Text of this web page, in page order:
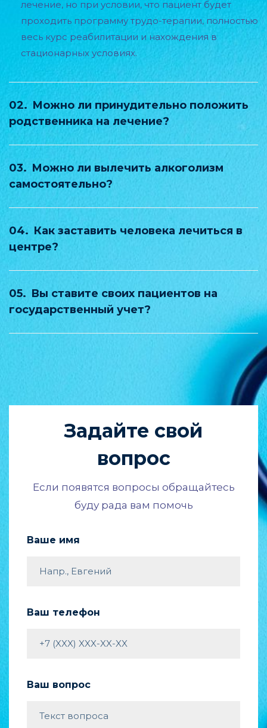
лечение, но при условии, что пациент будет
проходить программу трудо-терапии, полностью
весь курс реабилитации и нахождения в
стационарных условиях.
02. Можно ли принудительно положить
родственника на лечение?
03. Можно ли вылечить алкоголизм
самостоятельно?
04. Как заставить человека лечиться в
центре?
05. Вы ставите своих пациентов на
государственный учет?
Задайте свой
вопрос
Если появятся вопросы обращайтесь
буду рада вам помочь
Ваше имя
Ваш телефон
Ваш вопрос